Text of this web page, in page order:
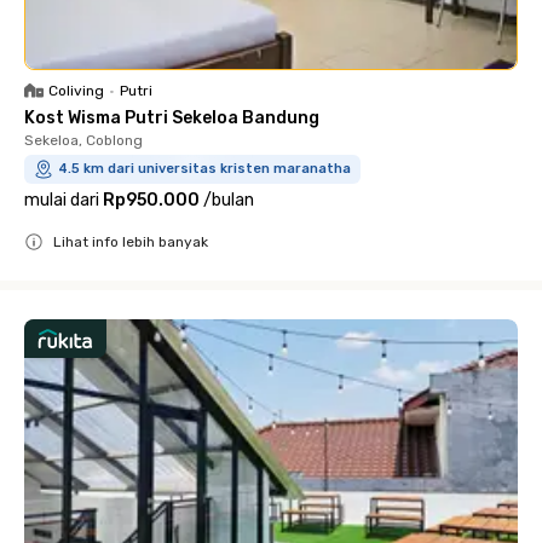
Coliving • Putri
Kost Wisma Putri Sekeloa Bandung
Sekeloa, Coblong
4.5 km dari universitas kristen maranatha
mulai dari Rp950.000 /bulan
Lihat info lebih banyak